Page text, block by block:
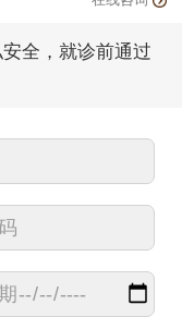
全，就诊前通过